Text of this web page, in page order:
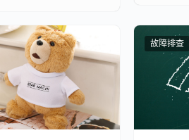
故障排查